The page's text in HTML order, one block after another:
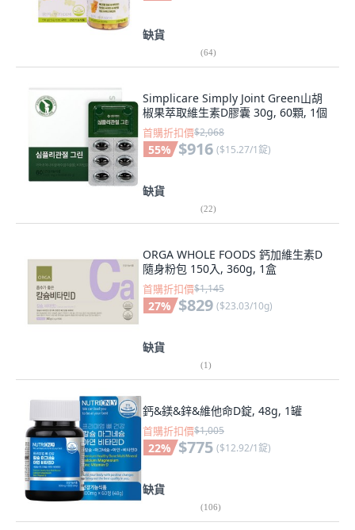
缺貨
(64)
Simplicare Simply Joint Green山胡
椒果萃取維生素D膠囊 30g, 60顆, 1個
首購折扣價$2,068
55% $916 ($15.27/1錠)
缺貨
(22)
ORGA WHOLE FOODS 鈣加維生素D
隨身粉包 150入, 360g, 1盒
首購折扣價$1,145
27% $829 ($23.03/10g)
缺貨
(1)
鈣&鎂&鋅&維他命D錠, 48g, 1罐
首購折扣價$1,005
22% $775 ($12.92/1錠)
缺貨
(106)